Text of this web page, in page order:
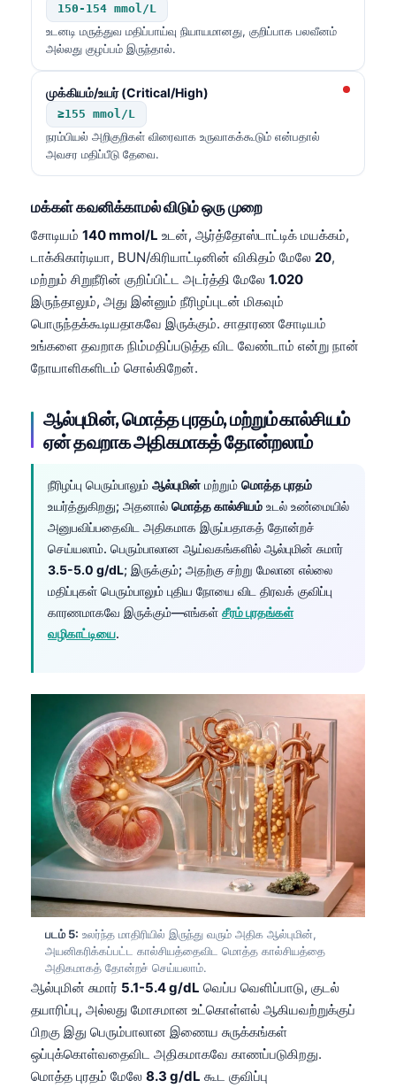
150-154 mmol/L
உடனடி மருத்துவ மதிப்பாய்வு நியாயமானது, குறிப்பாக பலவீனம்
அல்லது குழப்பம் இருந்தால்.
முக்கியம்/உயர் (Critical/High)
≥155 mmol/L
நரம்பியல் அறிகுறிகள் விரைவாக உருவாகக்கூடும் என்பதால்
அவசர மதிப்பீடு தேவை.
மக்கள் கவனிக்காமல் விடும் ஒரு முறை
சோடியம் 140 mmol/L உடன், ஆர்த்தோஸ்டாட்டிக் மயக்கம்,
டாக்கிகார்டியா, BUN/கிரியாட்டினின் விகிதம் மேலே 20,
மற்றும் சிறுநீரின் குறிப்பிட்ட அடர்த்தி மேலே 1.020
இருந்தாலும், அது இன்னும் நீரிழப்புடன் மிகவும்
பொருந்தக்கூடியதாகவே இருக்கும். சாதாரண சோடியம்
உங்களை தவறாக நிம்மதிப்படுத்த விட வேண்டாம் என்று நான்
நோயாளிகளிடம் சொல்கிறேன்.
ஆல்புமின், மொத்த புரதம், மற்றும் கால்சியம்
ஏன் தவறாக அதிகமாகத் தோன்றலாம்
நீரிழப்பு பெரும்பாலும் ஆல்புமின் மற்றும் மொத்த புரதம்
உயர்த்துகிறது; அதனால் மொத்த கால்சியம் உடல் உண்மையில்
அனுபவிப்பதைவிட அதிகமாக இருப்பதாகத் தோன்றச்
செய்யலாம். பெரும்பாலான ஆய்வகங்களில் ஆல்புமின் சுமார்
3.5-5.0 g/dL; இருக்கும்; அதற்கு சற்று மேலான எல்லை
மதிப்புகள் பெரும்பாலும் புதிய நோயை விட திரவக் குவிப்பு
காரணமாகவே இருக்கும்—எங்கள் சீரம் புரதங்கள்
வழிகாட்டியை.
படம் 5: உலர்ந்த மாதிரியில் இருந்து வரும் அதிக ஆல்புமின்,
அயனிகரிக்கப்பட்ட கால்சியத்தைவிட மொத்த கால்சியத்தை
அதிகமாகத் தோன்றச் செய்யலாம்.
ஆல்புமின் சுமார் 5.1-5.4 g/dL வெப்ப வெளிப்பாடு, குடல்
தயாரிப்பு, அல்லது மோசமான உட்கொள்ளல் ஆகியவற்றுக்குப்
பிறகு இது பெரும்பாலான இணைய சுருக்கங்கள்
ஒப்புக்கொள்வதைவிட அதிகமாகவே காணப்படுகிறது.
மொத்த புரதம் மேலே 8.3 g/dL கூட குவிப்பு
O‘zbekcha
Català
Қазақ тілі
Suomi
Hrvatski
Slovenčina
كوردی‎
پښتو
سنڌي
සිංහල
অসমীয়া
Galego
Latviešu valoda
Македонски јазик
Gàidhlig
Occitan
العربية المغربية
Afrikaans
Монгол
ພາສາລາວ
Cebuano
Кыргызча
Татар теле
Беларуская мова
Esperanto
Frysk
Ślōnskŏ gŏdka
Norsk bokmål